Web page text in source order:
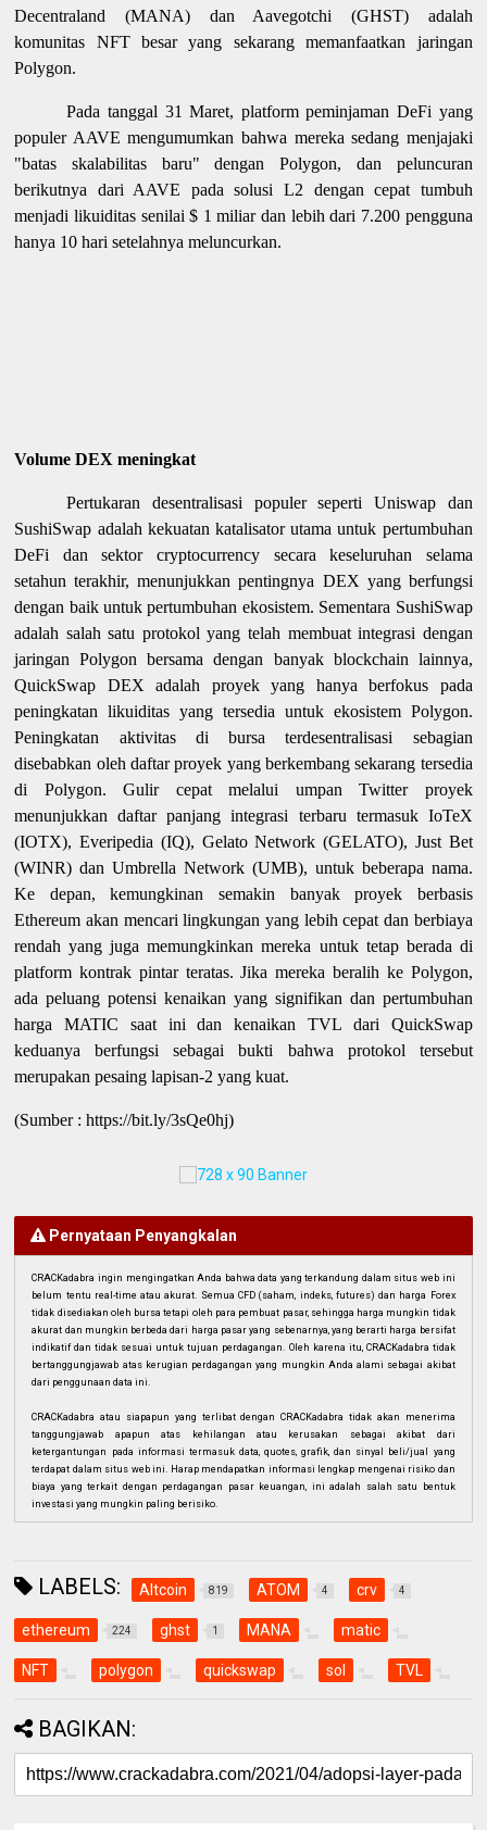
Decentraland (MANA) dan Aavegotchi (GHST) adalah
komunitas NFT besar yang sekarang memanfaatkan jaringan
Polygon.
Pada tanggal 31 Maret, platform peminjaman DeFi yang
populer AAVE mengumumkan bahwa mereka sedang menjajaki
"batas skalabilitas baru" dengan Polygon, dan peluncuran
berikutnya dari AAVE pada solusi L2 dengan cepat tumbuh
menjadi likuiditas senilai $ 1 miliar dan lebih dari 7.200 pengguna
hanya 10 hari setelahnya meluncurkan.
Volume DEX meningkat
Pertukaran desentralisasi populer seperti Uniswap dan
SushiSwap adalah kekuatan katalisator utama untuk pertumbuhan
DeFi dan sektor cryptocurrency secara keseluruhan selama
setahun terakhir, menunjukkan pentingnya DEX yang berfungsi
dengan baik untuk pertumbuhan ekosistem. Sementara SushiSwap
adalah salah satu protokol yang telah membuat integrasi dengan
jaringan Polygon bersama dengan banyak blockchain lainnya,
QuickSwap DEX adalah proyek yang hanya berfokus pada
peningkatan likuiditas yang tersedia untuk ekosistem Polygon.
Peningkatan aktivitas di bursa terdesentralisasi sebagian
disebabkan oleh daftar proyek yang berkembang sekarang tersedia
di Polygon. Gulir cepat melalui umpan Twitter proyek
menunjukkan daftar panjang integrasi terbaru termasuk IoTeX
(IOTX), Everipedia (IQ), Gelato Network (GELATO), Just Bet
(WINR) dan Umbrella Network (UMB), untuk beberapa nama.
Ke depan, kemungkinan semakin banyak proyek berbasis
Ethereum akan mencari lingkungan yang lebih cepat dan berbiaya
rendah yang juga memungkinkan mereka untuk tetap berada di
platform kontrak pintar teratas. Jika mereka beralih ke Polygon,
ada peluang potensi kenaikan yang signifikan dan pertumbuhan
harga MATIC saat ini dan kenaikan TVL dari QuickSwap
keduanya berfungsi sebagai bukti bahwa protokol tersebut
merupakan pesaing lapisan-2 yang kuat.
(Sumber : https://bit.ly/3sQe0hj)
Pernyataan Penyangkalan
CRACKadabra ingin mengingatkan Anda bahwa data yang terkandung dalam situs web ini
belum tentu real-time atau akurat. Semua CFD (saham, indeks, futures) dan harga Forex
tidak disediakan oleh bursa tetapi oleh para pembuat pasar, sehingga harga mungkin tidak
akurat dan mungkin berbeda dari harga pasar yang sebenarnya, yang berarti harga bersifat
indikatif dan tidak sesuai untuk tujuan perdagangan. Oleh karena itu, CRACKadabra tidak
bertanggungjawab atas kerugian perdagangan yang mungkin Anda alami sebagai akibat
dari penggunaan data ini.
CRACKadabra atau siapapun yang terlibat dengan CRACKadabra tidak akan menerima
tanggungjawab apapun atas kehilangan atau kerusakan sebagai akibat dari
ketergantungan pada informasi termasuk data, quotes, grafik, dan sinyal beli/jual yang
terdapat dalam situs web ini. Harap mendapatkan informasi lengkap mengenai risiko dan
biaya yang terkait dengan perdagangan pasar keuangan, ini adalah salah satu bentuk
investasi yang mungkin paling berisiko.
LABELS: Altcoin 819 ATOM 4 crv 4
ethereum 224 ghst 1 MANA matic
NFT polygon quickswap sol TVL
BAGIKAN: